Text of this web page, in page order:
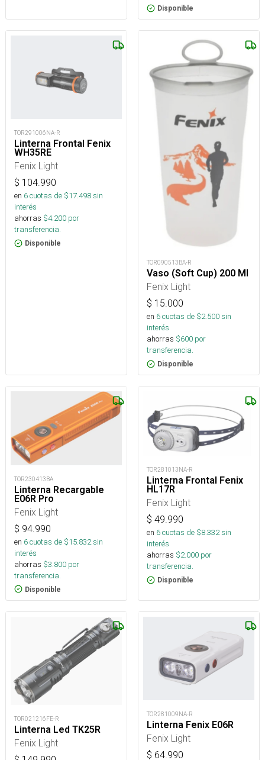
Disponible
TOR291006NA-R
Linterna Frontal Fenix
WH35RE
Fenix Light
$ 104.990
en 6cuotas de $17.498sin
interés
ahorras $4.200 por
transferencia.
Disponible
TOR090513BA-R
Vaso (Soft Cup) 200 Ml
Fenix Light
$ 15.000
en 6cuotas de $2.500sin
interés
ahorras $600 por
transferencia.
Disponible
TOR230413BA
Linterna Recargable
E06R Pro
Fenix Light
$ 94.990
en 6cuotas de $15.832sin
interés
ahorras $3.800 por
transferencia.
Disponible
TOR281013NA-R
Linterna Frontal Fenix
HL17R
Fenix Light
$ 49.990
en 6cuotas de $8.332sin
interés
ahorras $2.000 por
transferencia.
Disponible
TOR021216FE-R
Linterna Led TK25R
Fenix Light
TOR281009NA-R
Linterna Fenix E06R
Fenix Light
$ 64.990